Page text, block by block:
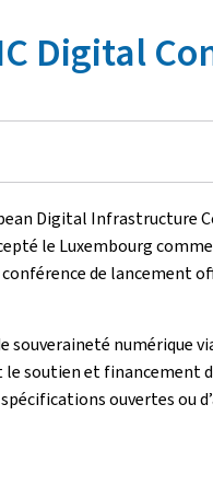
Digital
Digital Infrastructure
le Luxembourg
de lancement
souveraineté
soutien et financement
ouvertes ou